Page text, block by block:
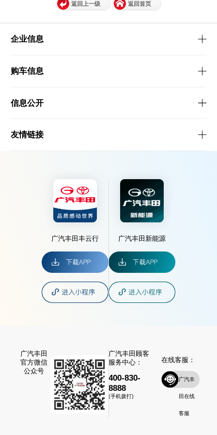
返回上一级 返回首页
企业信息
购车信息
信息公开
友情链接
广汽丰田丰云行 广汽丰田新能源
广汽丰田
官方微信
公众号
广汽丰田顾客
服务中心：
400-830-
8888
(手机拨打)
在线客服：
广汽丰
田在线
客服